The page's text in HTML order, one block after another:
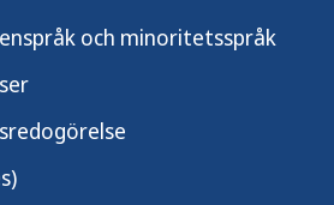
och minoritetsspråk